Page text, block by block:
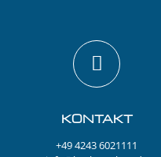
KONTAKT
+49 4243 6021111